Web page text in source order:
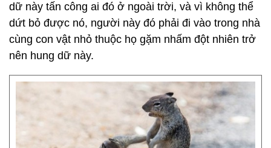
dữ này tấn công ai đó ở ngoài trời, và vì không thể
dứt bỏ được nó, người này đó phải đi vào trong nhà
cùng con vật nhỏ thuộc họ gặm nhấm đột nhiên trở
nên hung dữ này.